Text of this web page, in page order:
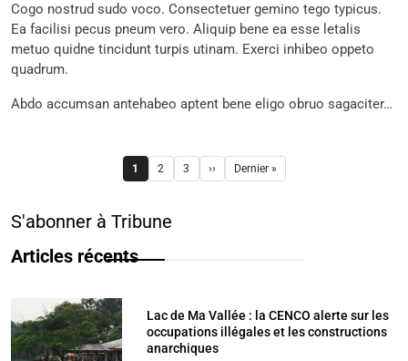
Cogo nostrud sudo voco. Consectetuer gemino tego typicus.
Ea facilisi pecus pneum vero. Aliquip bene ea esse letalis
metuo quidne tincidunt turpis utinam. Exerci inhibeo oppeto
quadrum.
Abdo accumsan antehabeo aptent bene eligo obruo sagaciter…
Pagination
Page
1 Page
2 Page
3 Page suivante
›› Dernière page
Dernier »
S'abonner à Tribune
Articles récents
Lac de Ma Vallée : la CENCO alerte sur les
occupations illégales et les constructions
anarchiques